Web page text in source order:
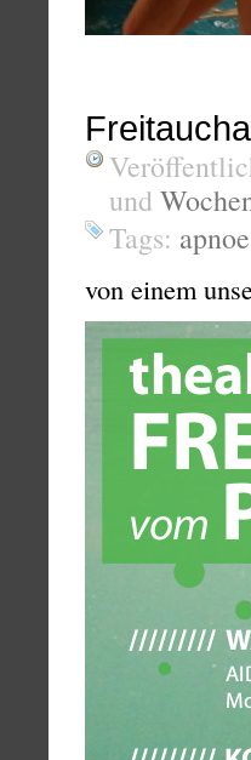
und
Tags: apnoe
von einem